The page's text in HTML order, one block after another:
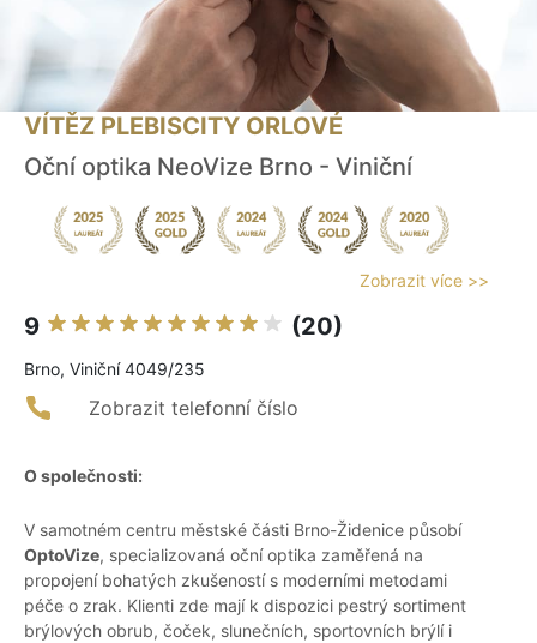
VÍTĚZ PLEBISCITY ORLOVÉ
Oční optika NeoVize Brno - Viniční
Zobrazit více >>
9 (20)
Brno, Viniční 4049/235
Zobrazit telefonní číslo
O společnosti:
V samotném centru městské části Brno-Židenice působí
OptoVize, specializovaná oční optika zaměřená na
propojení bohatých zkušeností s moderními metodami
péče o zrak. Klienti zde mají k dispozici pestrý sortiment
brýlových obrub, čoček, slunečních, sportovních brýlí i